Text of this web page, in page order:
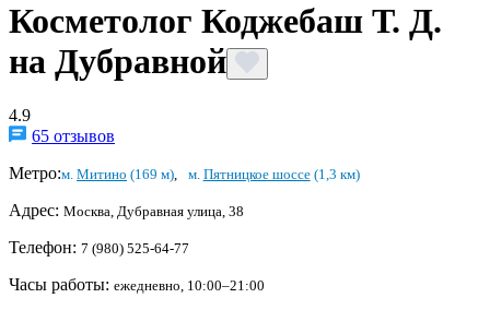
Косметолог Коджебаш Т. Д.
на Дубравной
4.9
65 отзывов
Метро:м. Митино (169 м) м. Пятницкое шоссе(1,3 км)
Адрес: Москва, Дубравная улица, 38
Телефон: 7 (980) 525-64-77
Часы работы: ежедневно, 10:00–21:00